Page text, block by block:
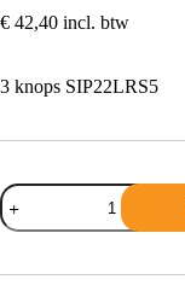
€ 42,40 incl. btw
3 knops SIP22LRS5
Fiat
3
knops
aantal